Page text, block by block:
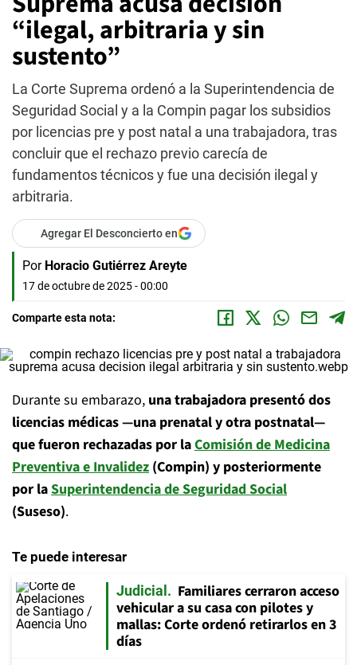
“ilegal, arbitraria y sin
sustento”
La Corte Suprema ordenó a la Superintendencia de
Seguridad Social y a la Compin pagar los subsidios
por licencias pre y post natal a una trabajadora, tras
concluir que el rechazo previo carecía de
fundamentos técnicos y fue una decisión ilegal y
arbitraria.
Agregar El Desconcierto en
Por Horacio Gutiérrez Areyte
17 de octubre de 2025 - 00:00
Comparte esta nota:
Durante su embarazo, una trabajadora presentó dos
licencias médicas —una prenatal y otra postnatal—
que fueron rechazadas por laComisión de Medicina
Preventiva e Invalidez (Compin) y posteriormente
por laSuperintendencia de Seguridad Social
(Suseso).
Te puede interesar
Judicial
Familiares cerraron acceso
vehicular a su casa con pilotes y
mallas: Corte ordenó retirarlos en 3
días